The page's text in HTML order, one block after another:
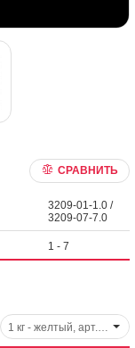
СРАВНИТЬ
3209-01-1.0 /
3209-07-7.0
1 - 7
1 кг - желтый, арт. 2150